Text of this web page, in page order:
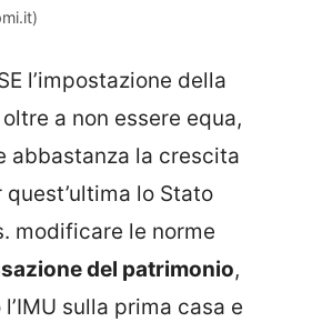
l’impostazione della
a non essere equa,
abbastanza la crescita
lo Stato
modificare le norme
del patrimonio,
sulla prima casa e